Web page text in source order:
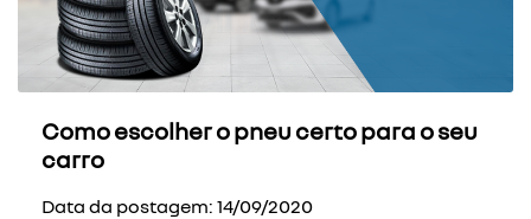
Como escolher o pneu certo para o seu
carro
Data da postagem: 14/09/2020